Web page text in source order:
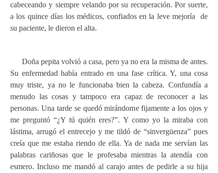
cabeceando y siempre velando por su recuperación. Por suerte,
a los quince días los médicos, confiados en la leve mejoría
de
su paciente, le dieron el alta.
Doña pepita volvió a casa, pero ya no era la misma de antes.
Su enfermedad había entrado en una fase crítica. Y, una cosa
muy triste, ya no le funcionaba bien la cabeza. Confundía a
menudo las cosas y tampoco era capaz de reconocer a las
personas. Una tarde se quedó mirándome fijamente a los ojos y
me preguntó “¿Y tú quién eres?”. Y como yo la miraba con
lástima, arrugó el entrecejo y me tildó de “sinvergüenza” pues
creía que me estaba riendo de ella. Ya de nada me servían las
palabras cariñosas que le profesaba mientras la atendía con
esmero. Incluso me mandó al carajo antes de pedirle a su hija